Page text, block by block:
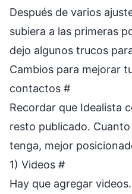
Después de varios
subiera a las primeras
dejo algunos trucos
Cambios para mejorar
contactos #
Recordar que Idealista
resto publicado.
tenga, mejor
1) Videos #
Hay que agregar